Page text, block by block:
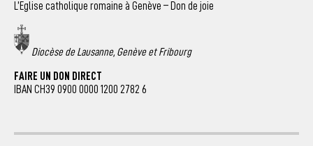
L’Eglise catholique romaine à Genève – Don de joie
Diocèse de Lausanne, Genève et Fribourg
FAIRE UN DON DIRECT
IBAN CH39 0900 0000 1200 2782 6